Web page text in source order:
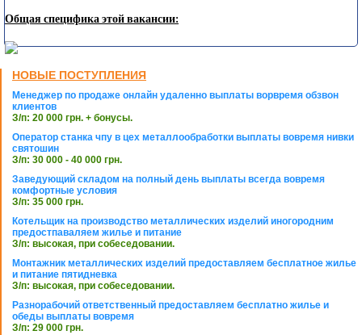
Общая специфика этой вакансии:
НОВЫЕ ПОСТУПЛЕНИЯ
Менеджер по продаже онлайн удаленно выплаты ворвремя обзвон
клиентов
З/п: 20 000 грн. + бонусы.
Оператор станка чпу в цех металлообработки выплаты вовремя нивки
святошин
З/п: 30 000 - 40 000 грн.
Заведующий складом на полный день выплаты всегда вовремя
комфортные условия
З/п: 35 000 грн.
Котельщик на производство металлических изделий иногородним
предостпаваляем жилье и питание
З/п: высокая, при собеседовании.
Монтажник металлических изделий предоставляем бесплатное жилье
и питание пятидневка
З/п: высокая, при собеседовании.
Разнорабочий ответственный предоставляем бесплатно жилье и
обеды выплаты вовремя
З/п: 29 000 грн.